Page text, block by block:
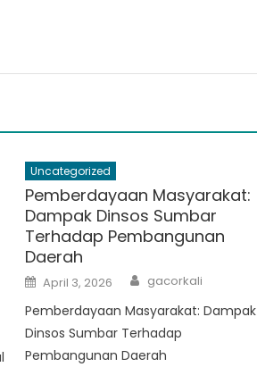
Uncategorized
Pemberdayaan Masyarakat:
Dampak Dinsos Sumbar
Terhadap Pembangunan
Daerah
Posted
on
April 3, 2026 Author
gacorkali
Pemberdayaan Masyarakat: Dampak
Dinsos Sumbar Terhadap
Pembangunan Daerah